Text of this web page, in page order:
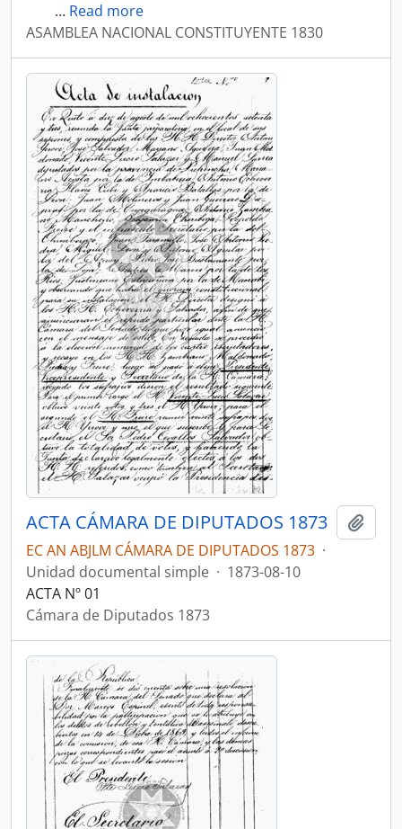
… Read more
ASAMBLEA NACIONAL CONSTITUYENTE 1830
ACTA CÁMARA DE DIPUTADOS 1873
EC AN ABJLM CÁMARA DE DIPUTADOS 1873 ·
Unidad documental simple · 1873-08-10
ACTA Nº 01
Cámara de Diputados 1873